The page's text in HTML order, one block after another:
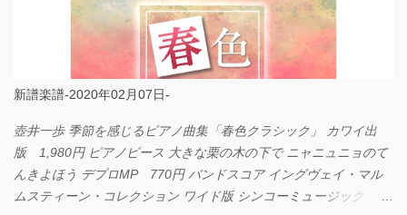
新譜楽譜-2020年02月07日-
壺井一歩 季節を感じるピアノ曲集「春色クラシック」 カワイ出
版 1,980円 ピアノピース 大きな栗の木の下で ニャニュニョのて
んきよほう デプロMP 770円 バンドスコア イングヴェイ・マル
ムスティーン・コレクション ワイド版 シンコーミュージック